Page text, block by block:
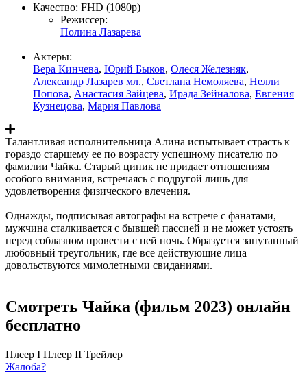
Качество: FHD (1080p)
Режиссер:
Полина Лазарева
Актеры:
Вера Кинчева, Юрий Быков, Олеся Железняк,
Александр Лазарев мл., Светлана Немоляева, Нелли
Попова, Анастасия Зайцева, Ирада Зейналова, Евгения
Кузнецова, Мария Павлова
Талантливая исполнительница Алина испытывает страсть к
гораздо старшему ее по возрасту успешному писателю по
фамилии Чайка. Старый циник не придает отношениям
особого внимания, встречаясь с подругой лишь для
удовлетворения физического влечения.
Однажды, подписывая автографы на встрече с фанатами,
мужчина сталкивается с бывшей пассией и не может устоять
перед соблазном провести с ней ночь. Образуется запутанный
любовный треугольник, где все действующие лица
довольствуются мимолетными свиданиями.
Смотреть Чайка (фильм 2023) онлайн
бесплатно
Плеер I Плеер II Трейлер
Жалоба?